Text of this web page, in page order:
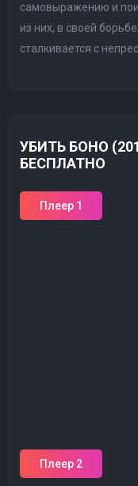
самовыражению и
из них, в своей
сталкивается с
УБИТЬ БОНО
БЕСПЛАТНО
Плеер 1
Плеер 2